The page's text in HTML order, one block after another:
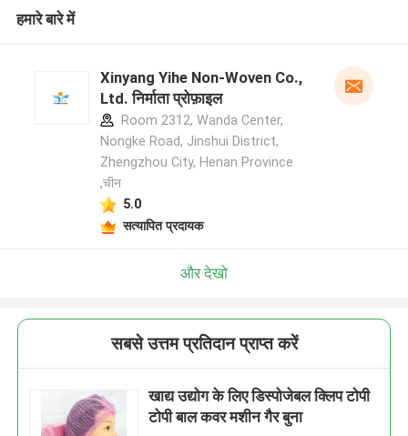
हमारे बारे में
Xinyang Yihe Non-Woven Co.,
Ltd. निर्माता प्रोफ़ाइल
Room 2312, Wanda Center,
Nongke Road, Jinshui District,
Zhengzhou City, Henan Province
,चीन
5.0
सत्यापित प्रदायक
और देखो
सबसे उत्तम प्रतिदान प्राप्त करें
खाद्य उद्योग के लिए डिस्पोजेबल क्लिप टोपी
टोपी बाल कवर मशीन गैर बुना